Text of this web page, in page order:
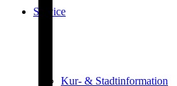
Service
Kur- & Stadtinformation